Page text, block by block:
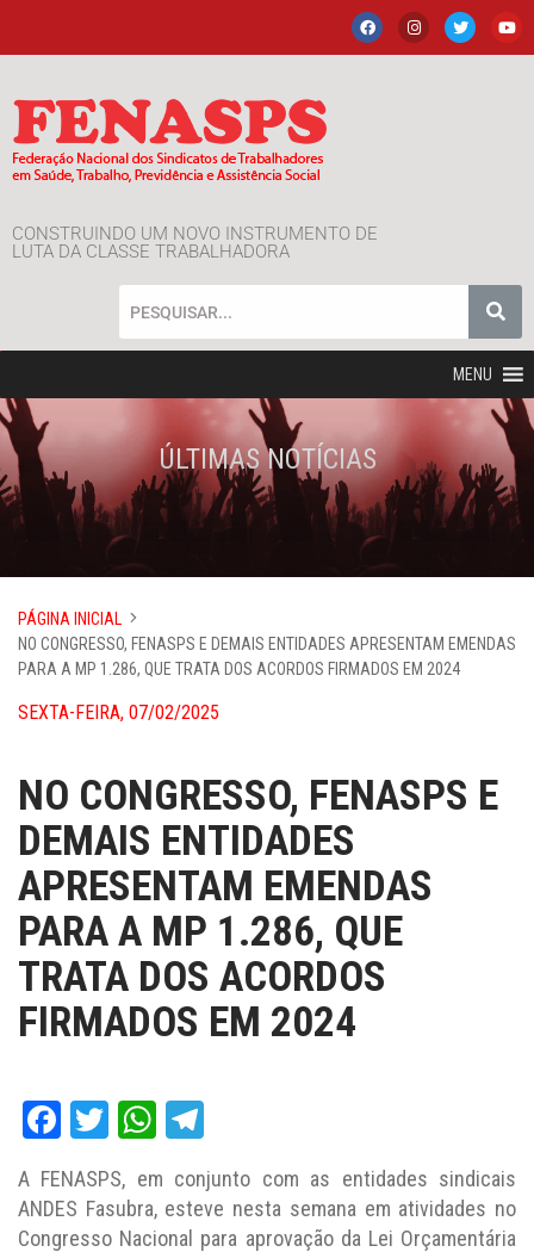
CONSTRUINDO UM NOVO INSTRUMENTO DE
LUTA DA CLASSE TRABALHADORA
MENU
ÚLTIMAS NOTÍCIAS
PÁGINA INICIAL
NO CONGRESSO, FENASPS E DEMAIS ENTIDADES APRESENTAM EMENDAS
PARA A MP 1.286, QUE TRATA DOS ACORDOS FIRMADOS EM 2024
SEXTA-FEIRA, 07/02/2025
NO CONGRESSO, FENASPS E
DEMAIS ENTIDADES
APRESENTAM EMENDAS
PARA A MP 1.286, QUE
TRATA DOS ACORDOS
FIRMADOS EM 2024
Facebook
TwitterWhatsApp
A FENASPS, em conjunto com as entidades sindicais
ANDES Fasubra, esteve nesta semana em atividades no
Congresso Nacional para aprovação da Lei Orçamentária